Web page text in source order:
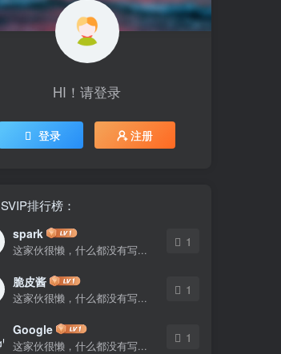
HI！请登录
登录 注册
SVIP排行榜：
spark
这家伙很懒，什么都没有写...
1
脆皮酱
这家伙很懒，什么都没有写...
1
Google
这家伙很懒，什么都没有写...
1